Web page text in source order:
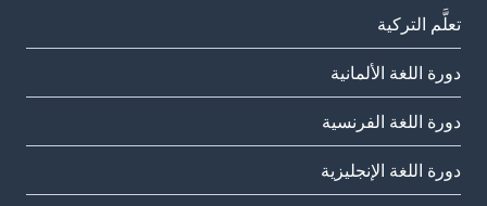
تعلَّم التركية
دورة اللغة الألمانية
دورة اللغة الفرنسية
دورة اللغة الإنجليزية